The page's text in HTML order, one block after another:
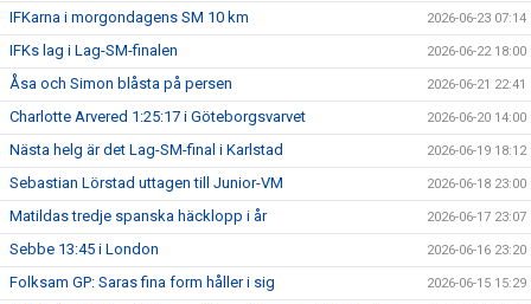
IFKarna i morgondagens SM 10 km 2026-06-23 07:14
IFKs lag i Lag-SM-finalen 2026-06-22 18:00
Åsa och Simon blåsta på persen 2026-06-21 22:41
Charlotte Arvered 1:25:17 i Göteborgsvarvet 2026-06-20 14:00
Nästa helg är det Lag-SM-final i Karlstad 2026-06-19 18:12
Sebastian Lörstad uttagen till Junior-VM 2026-06-18 23:00
Matildas tredje spanska häcklopp i år 2026-06-17 23:07
Sebbe 13:45 i London 2026-06-16 23:20
Folksam GP: Saras fina form håller i sig 2026-06-15 15:29